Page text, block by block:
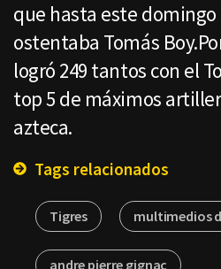
que hasta este
ostentaba Tomás
logró 249 tantos con el
top 5 de máximos
azteca.
Tags relacionados
Tigres multimedios
andre pierre gignac